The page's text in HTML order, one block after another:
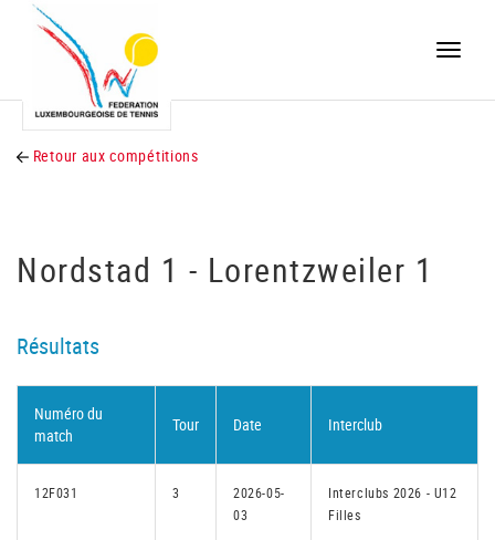
Toggle
Retour aux compétitions
Nordstad 1 - Lorentzweiler 1
Résultats
Numéro du
match
Tour Date Interclub
12F031 3
2026-05-
03
Interclubs 2026 - U12
Filles